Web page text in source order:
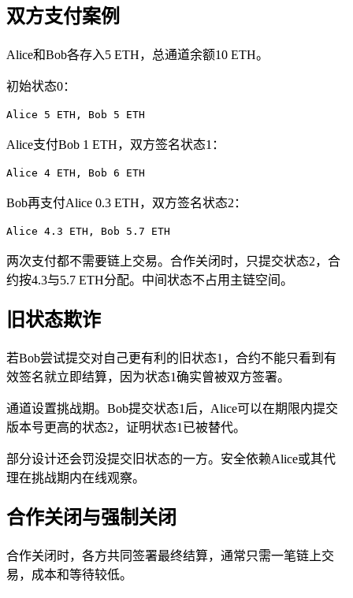
双方支付案例
Alice和Bob各存入5 ETH，总通道余额10 ETH。
初始状态0：
Alice 5 ETH, Bob 5 ETH
Alice支付Bob 1 ETH，双方签名状态1：
Alice 4 ETH, Bob 6 ETH
Bob再支付Alice 0.3 ETH，双方签名状态2：
Alice 4.3 ETH, Bob 5.7 ETH
两次支付都不需要链上交易。合作关闭时，只提交状态2，合
约按4.3与5.7 ETH分配。中间状态不占用主链空间。
旧状态欺诈
若Bob尝试提交对自己更有利的旧状态1，合约不能只看到有
效签名就立即结算，因为状态1确实曾被双方签署。
通道设置挑战期。Bob提交状态1后，Alice可以在期限内提交
版本号更高的状态2，证明状态1已被替代。
部分设计还会罚没提交旧状态的一方。安全依赖Alice或其代
理在挑战期内在线观察。
合作关闭与强制关闭
合作关闭时，各方共同签署最终结算，通常只需一笔链上交
易，成本和等待较低。